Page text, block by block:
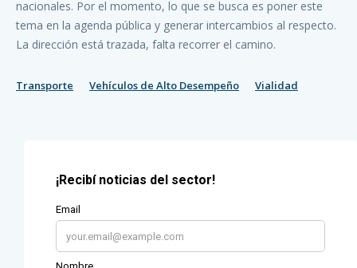
nacionales. Por el momento, lo que se busca es poner este
tema en la agenda pública y generar intercambios al respecto.
La dirección está trazada, falta recorrer el camino.
Transporte Vehículos de Alto Desempeño Vialidad